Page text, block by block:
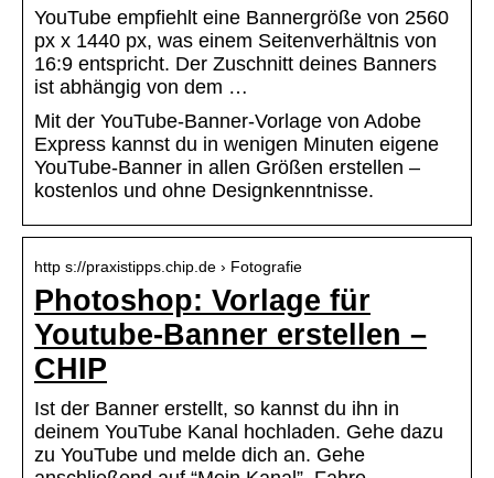
YouTube empfiehlt eine Bannergröße von 2560
px x 1440 px, was einem Seitenverhältnis von
16:9 entspricht. Der Zuschnitt deines Banners
ist abhängig von dem …
Mit der YouTube-Banner-Vorlage von Adobe
Express kannst du in wenigen Minuten eigene
YouTube-Banner in allen Größen erstellen –
kostenlos und ohne Designkenntnisse.
http s://praxistipps.chip.de › Fotografie
Photoshop: Vorlage für
Youtube-Banner erstellen –
CHIP
Ist der Banner erstellt, so kannst du ihn in
deinem YouTube Kanal hochladen. Gehe dazu
zu YouTube und melde dich an. Gehe